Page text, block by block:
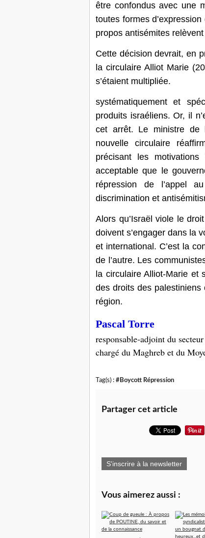
être confondus avec une
toutes formes
propos antisémites
Cette décision devrait, en
la circulaire Alliot Marie
s’étaient multipliée.
systématiquement et
produits israéliens. Or, il
cet arrêt. Le ministre de
nouvelle circulaire
précisant les
acceptable que le
répression de l’appel
discrimination et
Alors qu’Israël viole le
doivent s’engager dans la
et international. C’est la
de l’autre. Les
la circulaire Alliot-Marie et
des droits des
région.
Pascal Torre
responsable-adjoint du
chargé du Maghreb et du
Tag(s) : #Boycott Répression
Partager cet article
S'inscrire à la newsletter
Vous aimerez aussi :